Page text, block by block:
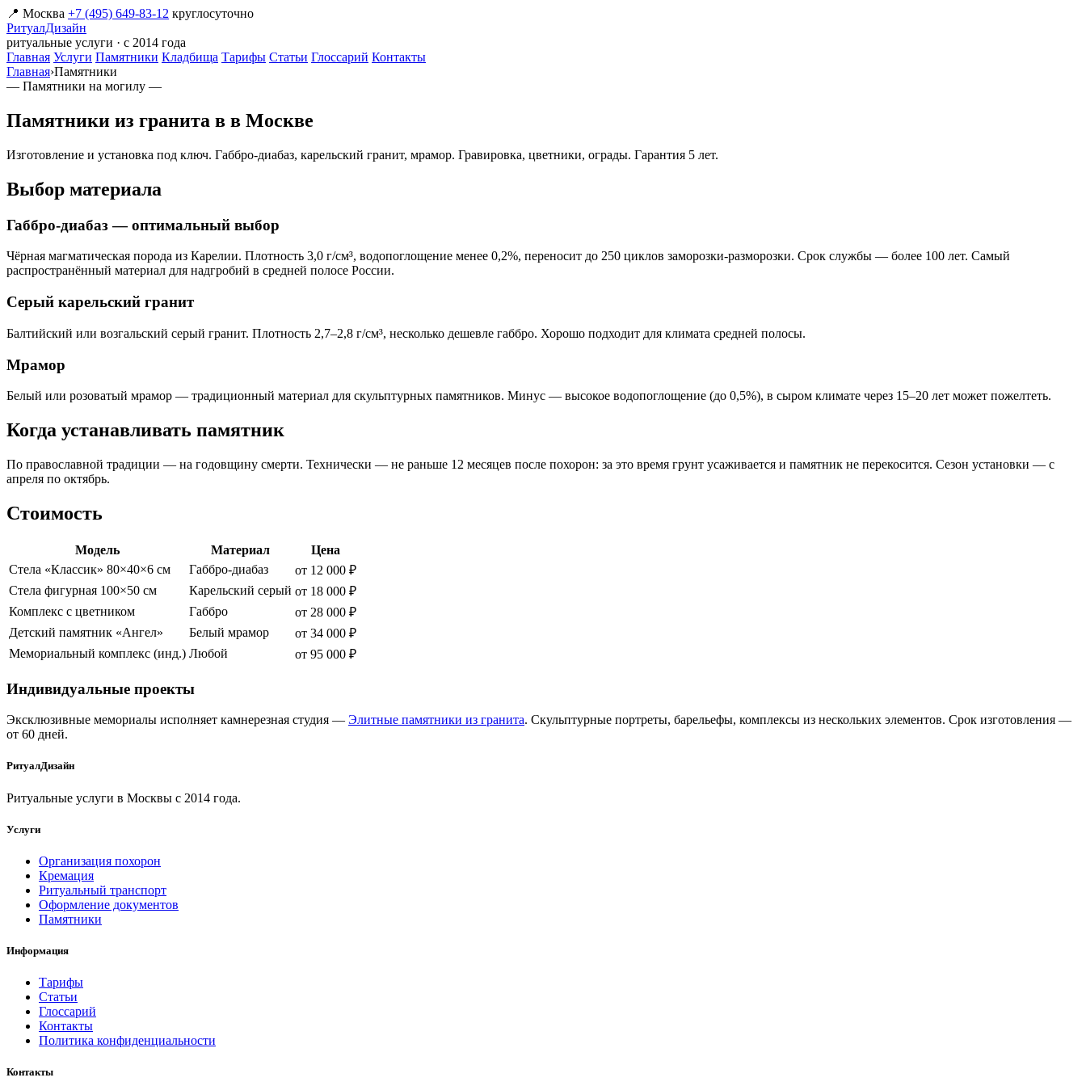
📍 Москва +7 (495) 649-83-12 круглосуточно
РитуалДизайн
ритуальные услуги · с 2014 года
Главная Услуги Памятники Кладбища Тарифы Статьи Глоссарий Контакты
Главная›Памятники
— Памятники на могилу —
Памятники из гранита в в Москве
Изготовление и установка под ключ. Габбро-диабаз, карельский гранит, мрамор. Гравировка, цветники, ограды. Гарантия 5 лет.
Выбор материала
Габбро-диабаз — оптимальный выбор
Чёрная магматическая порода из Карелии. Плотность 3,0 г/см³, водопоглощение менее 0,2%, переносит до 250 циклов заморозки-разморозки. Срок службы — более 100 лет. Самый
распространённый материал для надгробий в средней полосе России.
Серый карельский гранит
Балтийский или возгальский серый гранит. Плотность 2,7–2,8 г/см³, несколько дешевле габбро. Хорошо подходит для климата средней полосы.
Мрамор
Белый или розоватый мрамор — традиционный материал для скульптурных памятников. Минус — высокое водопоглощение (до 0,5%), в сыром климате через 15–20 лет может пожелтеть.
Когда устанавливать памятник
По православной традиции — на годовщину смерти. Технически — не раньше 12 месяцев после похорон: за это время грунт усаживается и памятник не перекосится. Сезон установки — с
апреля по октябрь.
Стоимость
Модель Материал
Цена
Стела «Классик» 80×40×6 см
Габбро-диабаз
от 12 000 ₽
Стела фигурная 100×50 см
Карельский серый от 18 000 ₽
Комплекс с цветником
Габбро
от 28 000 ₽
Детский памятник «Ангел»
Белый мрамор
от 34 000 ₽
Мемориальный комплекс (инд.) Любой от 95 000 ₽
Индивидуальные проекты
Эксклюзивные мемориалы исполняет камнерезная студия — Элитные памятники из гранита. Скульптурные портреты, барельефы, комплексы из нескольких элементов. Срок изготовления —
от 60 дней.
РитуалДизайн
Ритуальные услуги в Москвы с 2014 года.
Услуги
Организация похорон
Кремация
Ритуальный транспорт
Оформление документов
Памятники
Информация
Тарифы
Статьи
Глоссарий
Контакты
Политика конфиденциальности
Контакты